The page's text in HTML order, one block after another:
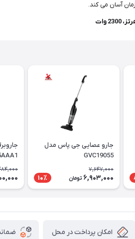
آسان می کند.
جارو عصایی جی پاس مدل
GVC19055
7,647,000
6,903,000 تومان 10٪
امکان پرداخت در محل